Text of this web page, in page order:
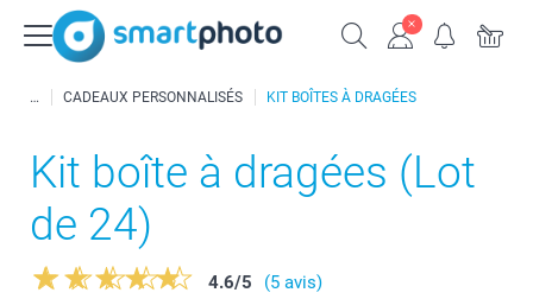
CADEAUX PERSONNALISÉS KIT BOÎTES À DRAGÉES
Kit boîte à dragées (Lot
de 24)
4.6/5
(5 avis)